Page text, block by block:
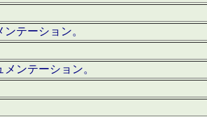
テーション。
ンテーション。